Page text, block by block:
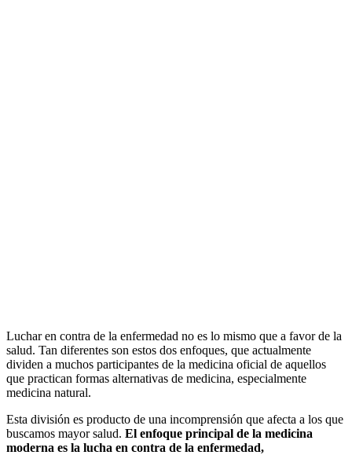
Luchar en contra de la enfermedad no es lo mismo que a favor de la
salud. Tan diferentes son estos dos enfoques, que actualmente
dividen a muchos participantes de la medicina oficial de aquellos
que practican formas alternativas de medicina, especialmente
medicina natural.
Esta división es producto de una incomprensión que afecta a los que
buscamos mayor salud. El enfoque principal de la medicina
moderna es la lucha en contra de la enfermedad,